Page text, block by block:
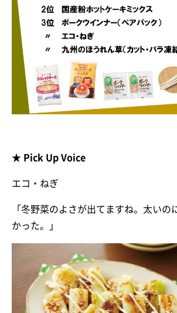
★ Pick Up Voice
エコ・ねぎ
「冬野菜のよさが出てますね。太いの
かった。」